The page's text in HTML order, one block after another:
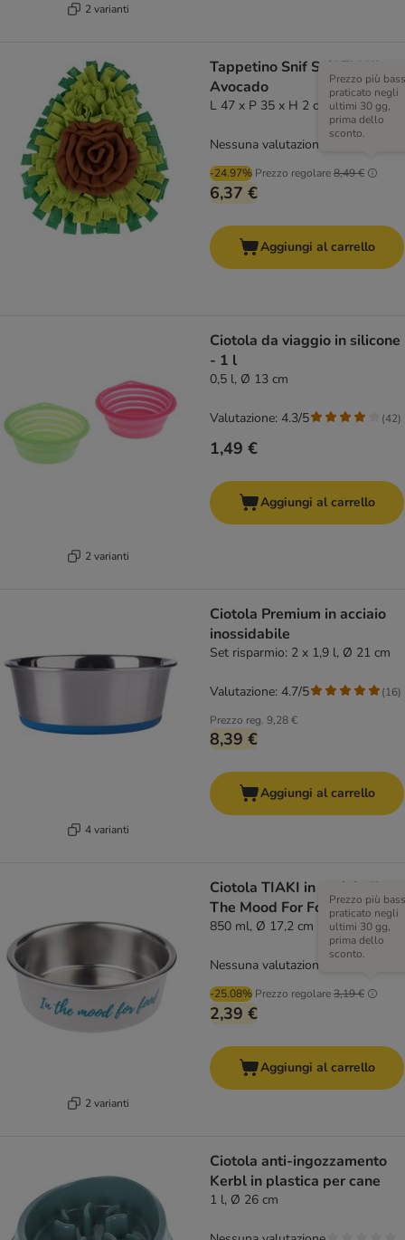
2 varianti
Tappetino Snif Snif TIAKI
Avocado
L 47 x P 35 x H 2 cm
-24.97% Prezzo regolare8,49 €
Prezzo più
praticato negli
ultimi 30 gg,
prima dello
sconto.
6,37 €
Nessuna valutazione
Aggiungi al carrello
2 varianti
Ciotola da viaggio in silicone
- 1 l
0,5 l, Ø 13 cm
1,49 €
Valutazione: 4.3/5 (42)
Aggiungi al carrello
4 varianti
Ciotola Premium in acciaio
inossidabile
Set risparmio: 2 x 1,9 l, Ø 21 cm
Prezzo reg. 9,28 €
8,39 €
Valutazione: 4.7/5 (16)
Aggiungi al carrello
2 varianti
Ciotola TIAKI in acciaio "In
The Mood For Food"
850 ml, Ø 17,2 cm
-25.08% Prezzo regolare3,19 €
Prezzo più
praticato negli
ultimi 30 gg,
prima dello
sconto.
2,39 €
Nessuna valutazione
Aggiungi al carrello
Ciotola anti-ingozzamento
Kerbl in plastica per cane
1 l, Ø 26 cm